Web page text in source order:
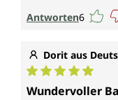
Antworten6
Dorit aus
Wundervoller